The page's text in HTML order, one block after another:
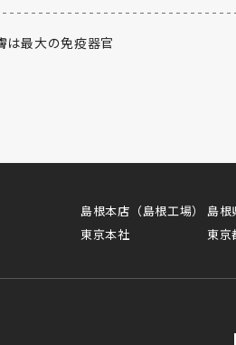
は最大の免疫器官
島根本店（島根工場）
島根
東京本社
東京